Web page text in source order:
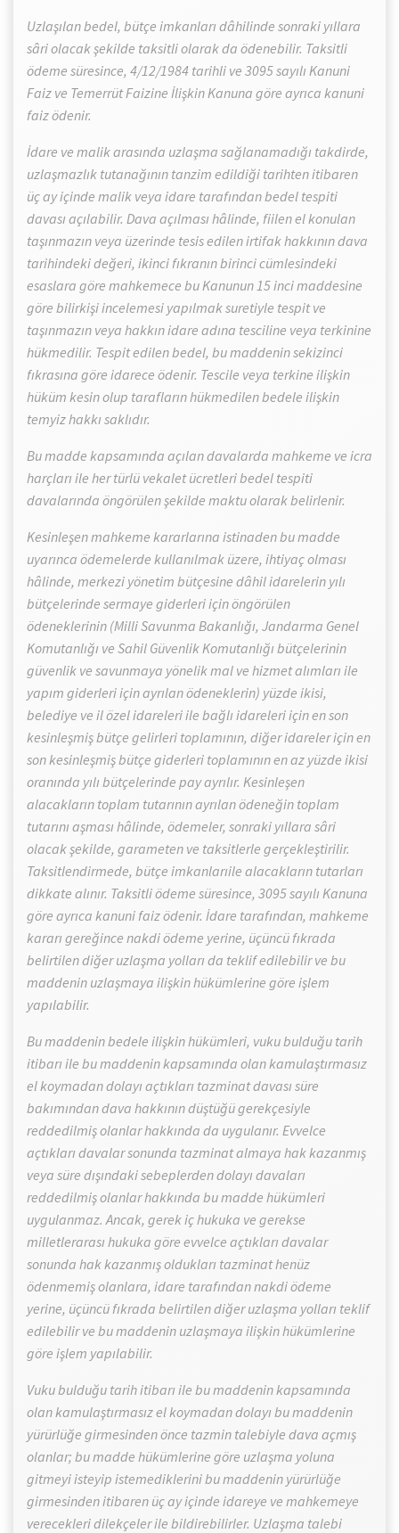
Uzlaşılan bedel, bütçe imkanları dâhilinde sonraki yıllara
sâri olacak şekilde taksitli olarak da ödenebilir. Taksitli
ödeme süresince, 4/12/1984 tarihli ve 3095 sayılı Kanuni
Faiz ve Temerrüt Faizine İlişkin Kanuna göre ayrıca kanuni
faiz ödenir.
İdare ve malik arasında uzlaşma sağlanamadığı takdirde,
uzlaşmazlık tutanağının tanzim edildiği tarihten itibaren
üç ay içinde malik veya idare tarafından bedel tespiti
davası açılabilir. Dava açılması hâlinde, fiilen el konulan
taşınmazın veya üzerinde tesis edilen irtifak hakkının dava
tarihindeki değeri, ikinci fıkranın birinci cümlesindeki
esaslara göre mahkemece bu Kanunun 15 inci maddesine
göre bilirkişi incelemesi yapılmak suretiyle tespit ve
taşınmazın veya hakkın idare adına tesciline veya terkinine
hükmedilir. Tespit edilen bedel, bu maddenin sekizinci
fıkrasına göre idarece ödenir. Tescile veya terkine ilişkin
hüküm kesin olup tarafların hükmedilen bedele ilişkin
temyiz hakkı saklıdır.
Bu madde kapsamında açılan davalarda mahkeme ve icra
harçları ile her türlü vekalet ücretleri bedel tespiti
davalarında öngörülen şekilde maktu olarak belirlenir.
Kesinleşen mahkeme kararlarına istinaden bu madde
uyarınca ödemelerde kullanılmak üzere, ihtiyaç olması
hâlinde, merkezi yönetim bütçesine dâhil idarelerin yılı
bütçelerinde sermaye giderleri için öngörülen
ödeneklerinin (Milli Savunma Bakanlığı, Jandarma Genel
Komutanlığı ve Sahil Güvenlik Komutanlığı bütçelerinin
güvenlik ve savunmaya yönelik mal ve hizmet alımları ile
yapım giderleri için ayrılan ödeneklerin) yüzde ikisi,
belediye ve il özel idareleri ile bağlı idareleri için en son
kesinleşmiş bütçe gelirleri toplamının, diğer idareler için en
son kesinleşmiş bütçe giderleri toplamının en az yüzde ikisi
oranında yılı bütçelerinde pay ayrılır. Kesinleşen
alacakların toplam tutarının ayrılan ödeneğin toplam
tutarını aşması hâlinde, ödemeler, sonraki yıllara sâri
olacak şekilde, garameten ve taksitlerle gerçekleştirilir.
Taksitlendirmede, bütçe imkanlarıile alacakların tutarları
dikkate alınır. Taksitli ödeme süresince, 3095 sayılı Kanuna
göre ayrıca kanuni faiz ödenir. İdare tarafından, mahkeme
kararı gereğince nakdi ödeme yerine, üçüncü fıkrada
belirtilen diğer uzlaşma yolları da teklif edilebilir ve bu
maddenin uzlaşmaya ilişkin hükümlerine göre işlem
yapılabilir.
Bu maddenin bedele ilişkin hükümleri, vuku bulduğu tarih
itibarı ile bu maddenin kapsamında olan kamulaştırmasız
el koymadan dolayı açtıkları tazminat davası süre
bakımından dava hakkının düştüğü gerekçesiyle
reddedilmiş olanlar hakkında da uygulanır. Evvelce
açtıkları davalar sonunda tazminat almaya hak kazanmış
veya süre dışındaki sebeplerden dolayı davaları
reddedilmiş olanlar hakkında bu madde hükümleri
uygulanmaz. Ancak, gerek iç hukuka ve gerekse
milletlerarası hukuka göre evvelce açtıkları davalar
sonunda hak kazanmış oldukları tazminat henüz
ödenmemiş olanlara, idare tarafından nakdi ödeme
yerine, üçüncü fıkrada belirtilen diğer uzlaşma yolları teklif
edilebilir ve bu maddenin uzlaşmaya ilişkin hükümlerine
göre işlem yapılabilir.
Vuku bulduğu tarih itibarı ile bu maddenin kapsamında
olan kamulaştırmasız el koymadan dolayı bu maddenin
yürürlüğe girmesinden önce tazmin talebiyle dava açmış
olanlar; bu madde hükümlerine göre uzlaşma yoluna
gitmeyi isteyip istemediklerini bu maddenin yürürlüğe
girmesinden itibaren üç ay içinde idareye ve mahkemeye
verecekleri dilekçeler ile bildirebilirler. Uzlaşma talebi